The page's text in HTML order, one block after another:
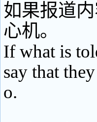
如果报道
心机。
If what is
say that
o.